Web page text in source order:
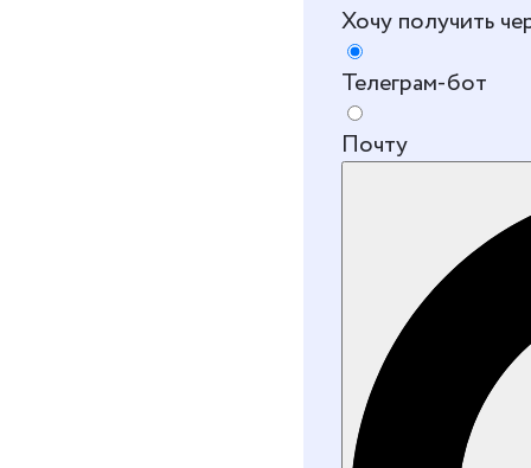
Хочу получить
Телеграм-бот
Почту